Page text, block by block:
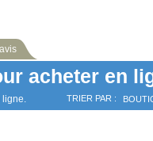
acheter en
ligne. TRIER PAR :